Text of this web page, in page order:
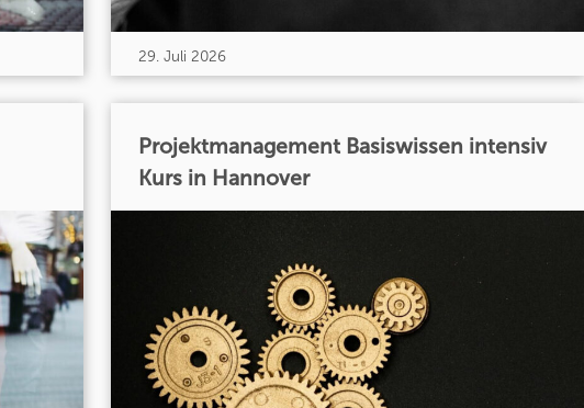
29. Juli 2026
Projektmanagement Basiswissen intensiv
Kurs in Hannover